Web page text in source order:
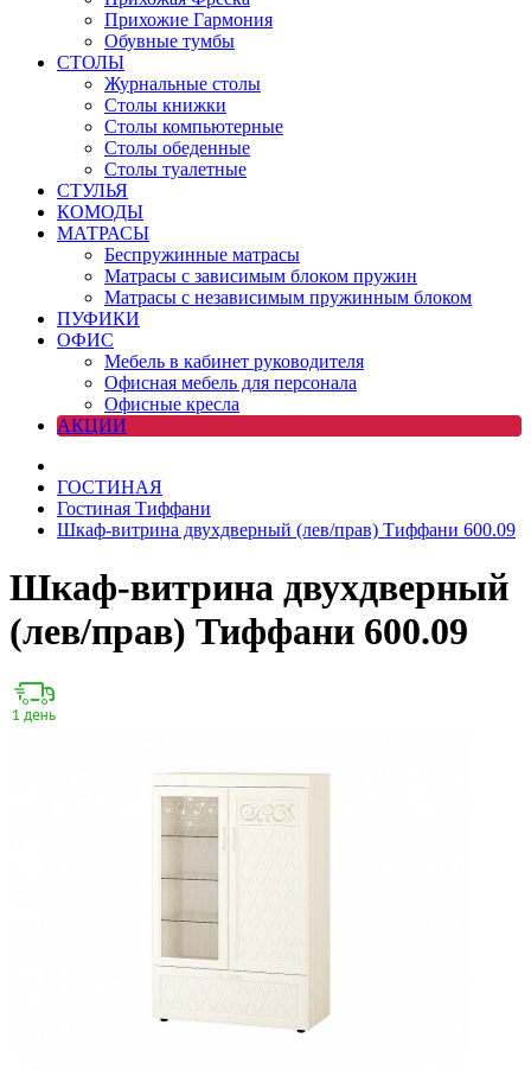
Прихожие Гармония
Обувные тумбы
СТОЛЫ
Журнальные столы
Столы книжки
Столы компьютерные
Столы обеденные
Столы туалетные
СТУЛЬЯ
КОМОДЫ
МАТРАСЫ
Беспружинные матрасы
Матрасы с зависимым блоком пружин
Матрасы с независимым пружинным блоком
ПУФИКИ
ОФИС
Мебель в кабинет руководителя
Офисная мебель для персонала
Офисные кресла
АКЦИИ
ГОСТИНАЯ
Гостиная Тиффани
Шкаф-витрина двухдверный (лев/прав) Тиффани 600.09
Шкаф-витрина двухдверный
(лев/прав) Тиффани 600.09